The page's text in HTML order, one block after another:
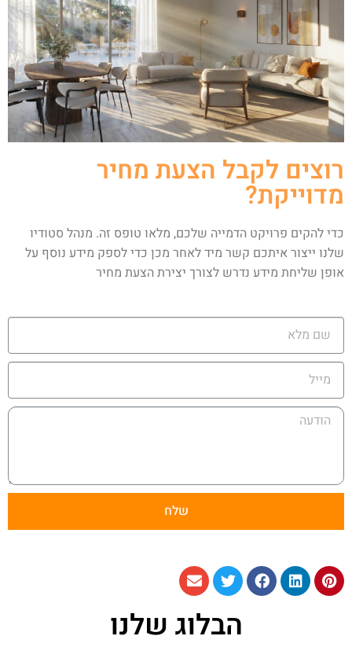
רוצים לקבל הצעת מחיר
מדוייקת?
כדי להקים פרויקט הדמייה שלכם, מלאו טופס זה. מנהל סטודיו
שלנו ייצור איתכם קשר מיד לאחר מכן כדי לספק מידע נוסף על
אופן שליחת מידע נדרש לצורך יצירת הצעת מחיר
שלח
הבלוג שלנו